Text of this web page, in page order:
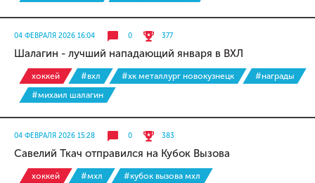
04 ФЕВРАЛЯ 2026 16:04 0 377
Шалагин - лучший нападающий января в ВХЛ
хоккей #вхл #хк металлург новокузнецк
#награды
#михаил шалагин
04 ФЕВРАЛЯ 2026 15:28 0 383
Савелий Ткач отправился на Кубок Вызова
хоккей #мхл
#кубок вызова мхл